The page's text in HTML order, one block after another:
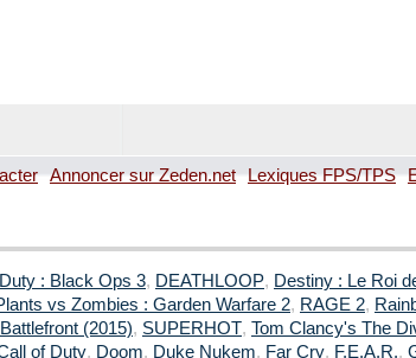
Annoncer sur Zeden.net Lexiques FPS/TPS
: Black Ops 3, DEATHLOOP, Destiny : Le Roi
vs Zombies : Garden Warfare 2, RAGE 2,
(2015), SUPERHOT, Tom Clancy's The
of Duty, Doom, Duke Nukem, Far Cry, F.E.A.R.,